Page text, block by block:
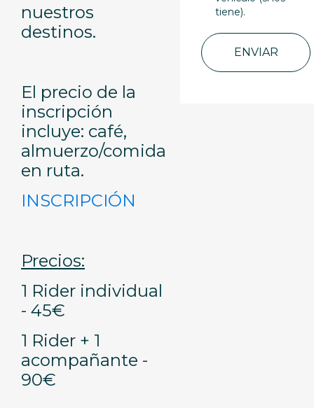
nuestros
destinos.
El precio de la
inscripción
incluye: café,
almuerzo/comida
en ruta.
INSCRIPCIÓN
Precios:
1 Rider individual
- 45€
1 Rider + 1
acompañante -
90€
tiene).
ENVIAR